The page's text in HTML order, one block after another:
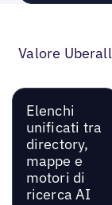
Valore Uberall
Elenchi
unificati tra
directory,
mappe e
motori di
ricerca AI